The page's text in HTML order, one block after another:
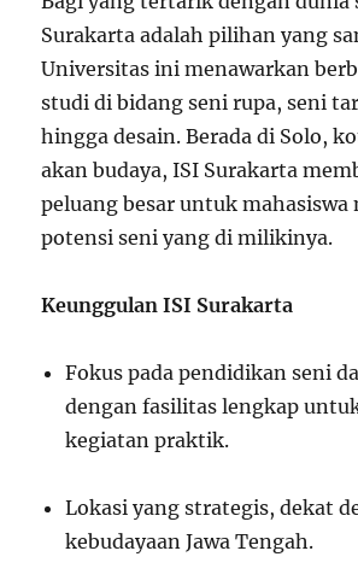
Surakarta adalah pilihan yang
Universitas ini menawarkan
studi di bidang seni rupa, seni
hingga desain. Berada di Solo,
akan budaya, ISI Surakarta
peluang besar untuk mahasiswa
potensi seni yang di milikinya.
Keunggulan ISI Surakarta
Fokus pada pendidikan seni
dengan fasilitas lengkap
kegiatan praktik.
Lokasi yang strategis, dekat
kebudayaan Jawa Tengah.